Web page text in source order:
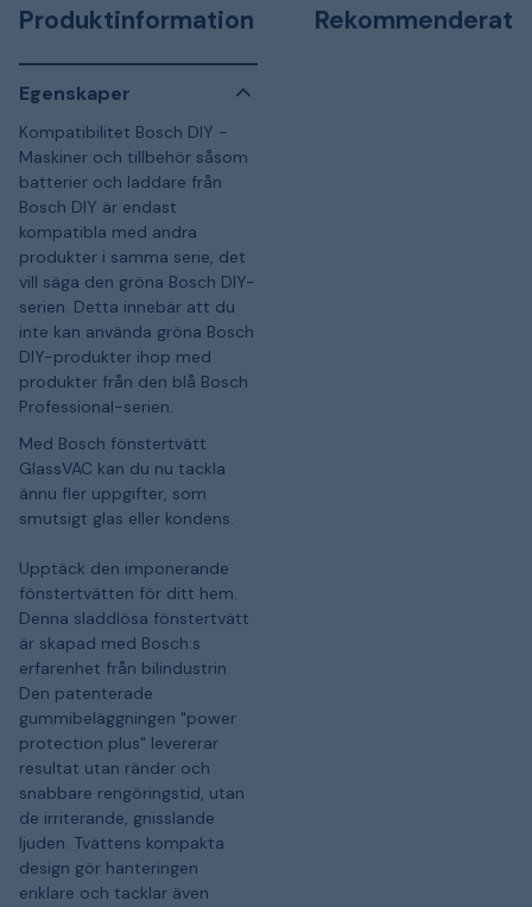
Produktinformation
Egenskaper
Kompatibilitet Bosch DIY -
Maskiner och tillbehör såsom
batterier och laddare från
Bosch DIY är endast
kompatibla med andra
produkter i samma serie, det
vill säga den gröna Bosch DIY-
serien. Detta innebär att du
inte kan använda gröna Bosch
DIY-produkter ihop med
produkter från den blå Bosch
Professional-serien.
Med Bosch fönstertvätt
GlassVAC kan du nu tackla
ännu fler uppgifter, som
smutsigt glas eller kondens.
Upptäck den imponerande
fönstertvätten för ditt hem.
Denna sladdlösa fönstertvätt
är skapad med Bosch:s
erfarenhet från bilindustrin.
Den patenterade
gummibeläggningen "power
protection plus" levererar
resultat utan ränder och
snabbare rengöringstid, utan
de irriterande, gnisslande
ljuden. Tvättens kompakta
design gör hanteringen
enklare och tacklar även
Rekommenderat